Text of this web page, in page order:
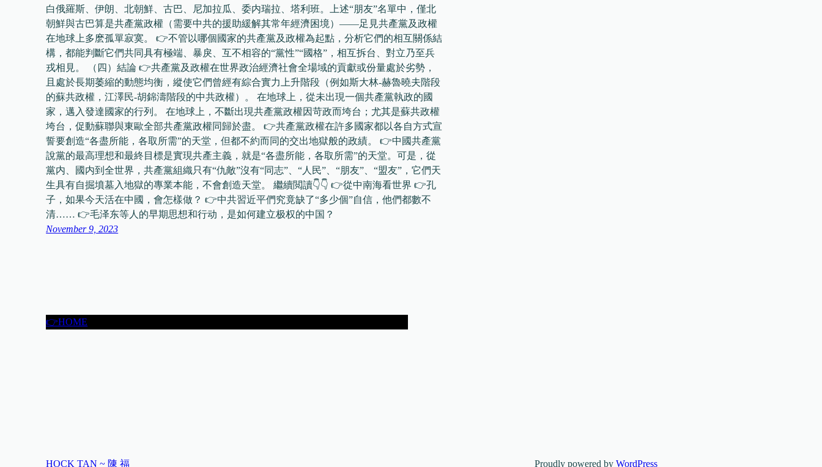
白俄羅斯、伊朗、北朝鮮、古巴、尼加拉瓜、委内瑞拉、塔利班。上述“朋友”名單中，僅北
朝鮮與古巴算是共產黨政權（需要中共的援助緩解其常年經濟困境）——足見共產黨及政權
在地球上多麽孤單寂寞。 👉不管以哪個國家的共產黨及政權為起點，分析它們的相互關係結
構，都能判斷它們共同具有極端、暴戾、互不相容的“黨性”“國格”，相互拆台、對立乃至兵
戎相見。 （四）結論 👉共產黨及政權在世界政治經濟社會全場域的貢獻或份量處於劣勢，
且處於長期萎縮的動態均衡，縱使它們曾經有綜合實力上升階段（例如斯大林-赫魯曉夫階段
的蘇共政權，江澤民-胡錦濤階段的中共政權）。 在地球上，從未出現一個共產黨執政的國
家，邁入發達國家的行列。 在地球上，不斷出現共產黨政權因苛政而垮台；尤其是蘇共政權
垮台，促動蘇聯與東歐全部共產黨政權同歸於盡。 👉共產黨政權在許多國家都以各自方式宣
誓要創造“各盡所能，各取所需”的天堂，但都不約而同的交出地獄般的政績。 👉中國共產黨
說黨的最高理想和最終目標是實現共產主義，就是“各盡所能，各取所需”的天堂。可是，從
黨内、國内到全世界，共產黨組織只有“仇敵”沒有“同志”、“人民”、“朋友”、“盟友”，它們天
生具有自掘墳墓入地獄的專業本能，不會創造天堂。 繼續閲讀👇👇 👉從中南海看世界 👉孔
子，如果今天活在中國，會怎樣做？ 👉中共習近平們究竟缺了“多少個”自信，他們都數不
清…… 👉毛泽东等人的早期思想和行动，是如何建立极权的中国？
November 9, 2023
👉HOME
HOCK TAN ~ 陳 福 Proudly powered byWordPress